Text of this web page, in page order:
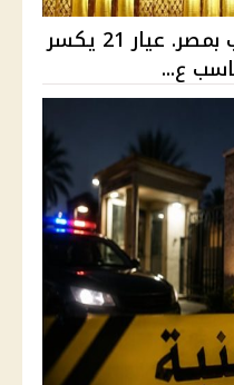
ارتفاع جديد بأسعار الذهب بمصر. عيار 21 يكسر